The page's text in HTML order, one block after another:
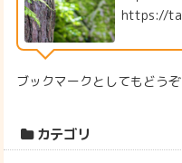
https://
ブックマークとしてもどうぞ
カテゴリ